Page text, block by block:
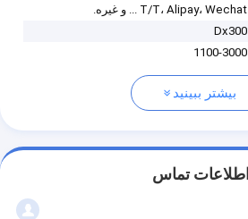
T/T، Alipay، Wechat ... و غیره.
Dx300
1100-3000
بیشتر ببینید
اطلاعات تماس